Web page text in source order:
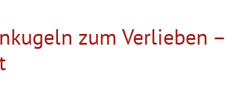
zum Verlieben –